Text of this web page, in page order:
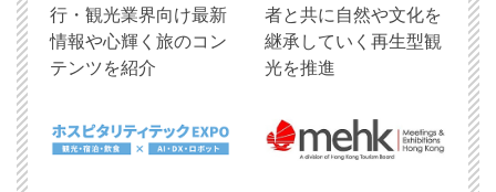
行・観光業界向け最新
情報や心輝く旅のコン
テンツを紹介
者と共に自然や文化を
継承していく再生型観
光を推進